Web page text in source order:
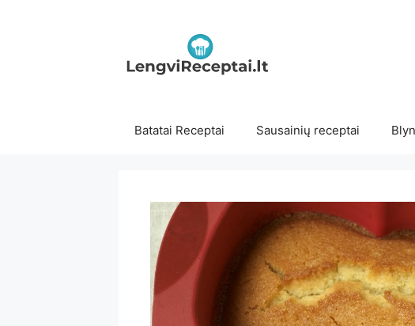
Batatai Receptai Sausainių receptai